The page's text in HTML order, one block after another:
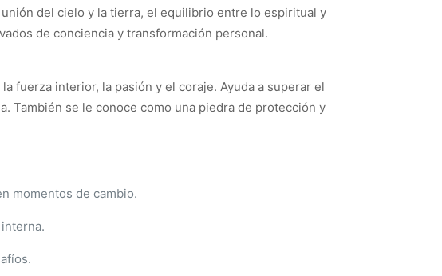
del cielo y la tierra, el equilibrio entre lo espiritual y
de conciencia y transformación personal.
fuerza interior, la pasión y el coraje. Ayuda a superar el
También se le conoce como una piedra de protección y
momentos de cambio.